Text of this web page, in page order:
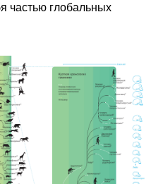
частью глобальных